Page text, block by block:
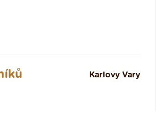
Karlovy Vary